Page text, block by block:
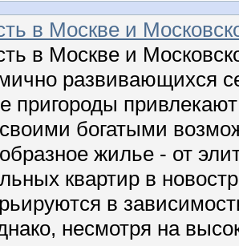
в Москве и
в Москве и
развивающихся
пригороды
богатыми
жилье - от
квартир в
в
несмотря на